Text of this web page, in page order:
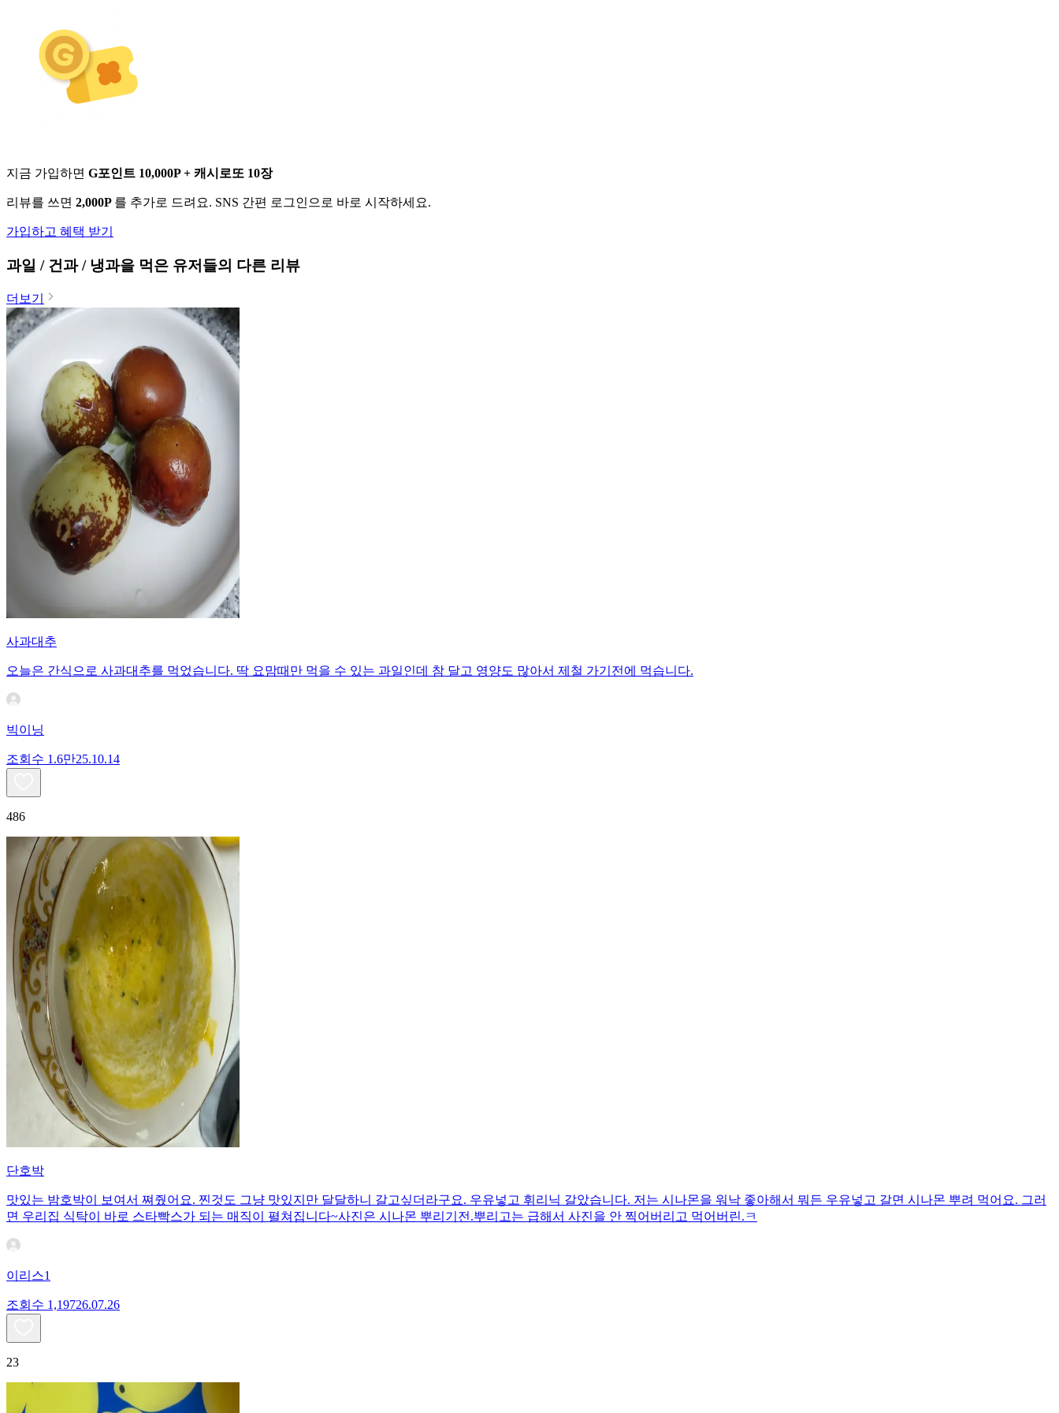
지금 가입하면 G포인트 10,000P + 캐시로또 10장
리뷰를 쓰면 2,000P 를 추가로 드려요. SNS 간편 로그인으로 바로 시작하세요.
가입하고 혜택 받기
과일 / 건과 / 냉과을 먹은 유저들의 다른 리뷰
더보기
사과대추
오늘은 간식으로 사과대추를 먹었습니다. 딱 요맘때만 먹을 수 있는 과일인데 참 달고 영양도 많아서 제철 가기전에 먹습니다.
빅이닝
조회수 1.6만25.10.14
486
단호박
맛있는 밤호박이 보여서 쪄줬어요. 찐것도 그냥 맛있지만 달달하니 갈고싶더라구요. 우유넣고 휘리닉 갈았습니다. 저는 시나몬을 워낙 좋아해서 뭐든 우유넣고 갈면 시나몬 뿌려 먹어요. 그러
면 우리집 식탁이 바로 스타빡스가 되는 매직이 펼쳐집니다~사진은 시나몬 뿌리기전.뿌리고는 급해서 사진을 안 찍어버리고 먹어버린.ㅋ
이리스1
조회수 1,19726.07.26
23